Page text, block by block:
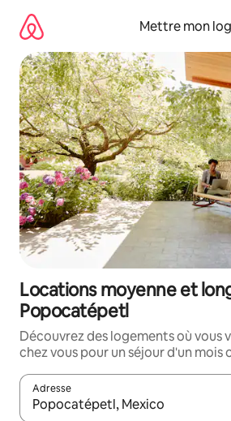
directement
contenu
Mettre mon
Locations moyenne et
Popocatépetl
Découvrez des logements où vous
chez vous pour un séjour d'un mois
Adresse
Lorsque les résultats s'affichent,